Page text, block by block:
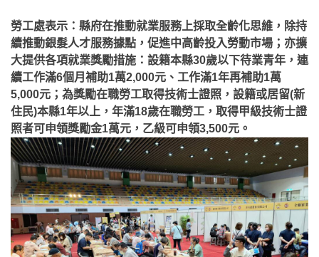
勞工處表示：縣府在推動就業服務上採取全齡化思維，除持
續推動銀髮人才服務據點，促進中高齡投入勞動市場；亦擴
大提供各項就業獎勵措施：設籍本縣30歲以下待業青年，連
續工作滿6個月補助1萬2,000元、工作滿1年再補助1萬
5,000元；為獎勵在職勞工取得技術士證照，設籍或居留(新
住民)本縣1年以上，年滿18歲在職勞工，取得甲級技術士證
照者可申領獎勵金1萬元，乙級可申領3,500元。